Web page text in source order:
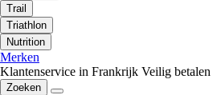
Trail
Triathlon
Nutrition
Merken
Klantenservice in Frankrijk Veilig betalen
Zoeken